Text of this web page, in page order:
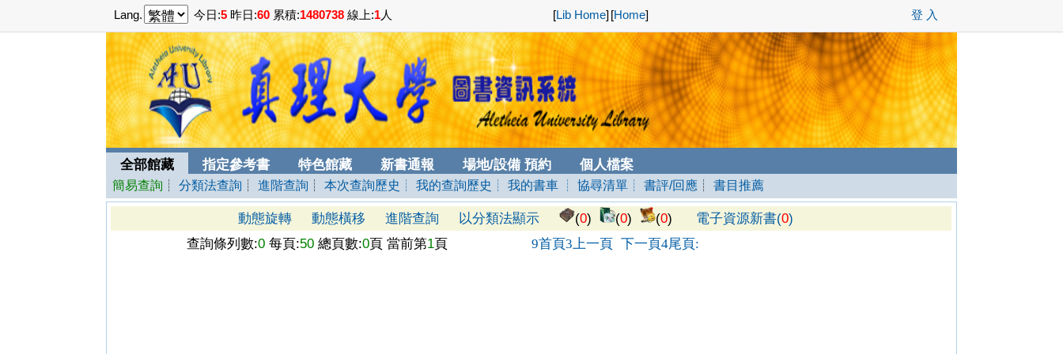
Lang. 今日:5 昨日:60 累積:1480738 線上:1人 [Lib Home] [Home] 登 入
全部館藏 指定參考書 特色館藏 新書通報 場地/設備 預約 個人檔案
簡易查詢 ┊分類法查詢 ┊進階查詢 ┊本次查詢歷史 ┊ 我的查詢歷史 ┊ 我的書車 ┊ 協尋清單 ┊ 書評/回應 ┊書目推薦
動態旋轉 動態橫移 進階查詢 以分類法顯示 (0) (0) (0) 電子資源新書(0)
查詢條列數:0 每頁:50 總頁數:0頁 當前第1頁 9首頁3上一頁 下一頁4尾頁: